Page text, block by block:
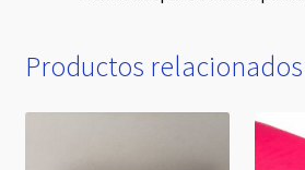
Productos relacionados